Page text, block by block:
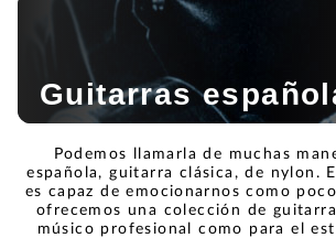
Guitarras
Podemos llamarla de muchas
española, guitarra clásica, de nylon.
es capaz de emocionarnos como
ofrecemos una colección de
músico profesional como para el